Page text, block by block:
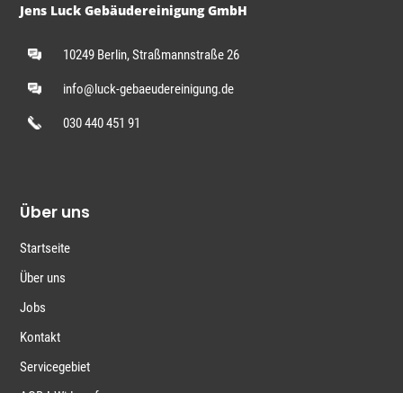
Jens Luck Gebäudereinigung GmbH
10249 Berlin, Straßmannstraße 26
info@luck-gebaeudereinigung.de
030 440 451 91
Über uns
Startseite
Über uns
Jobs
Kontakt
Servicegebiet